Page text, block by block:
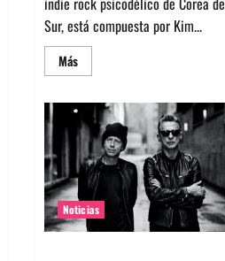
Sur, está compuesta por Kim...
MásLeer
más
Nuevo
single
de
banda
coreana
Silica
Gel
llamado
Molecular
Gastronomy
Noticias